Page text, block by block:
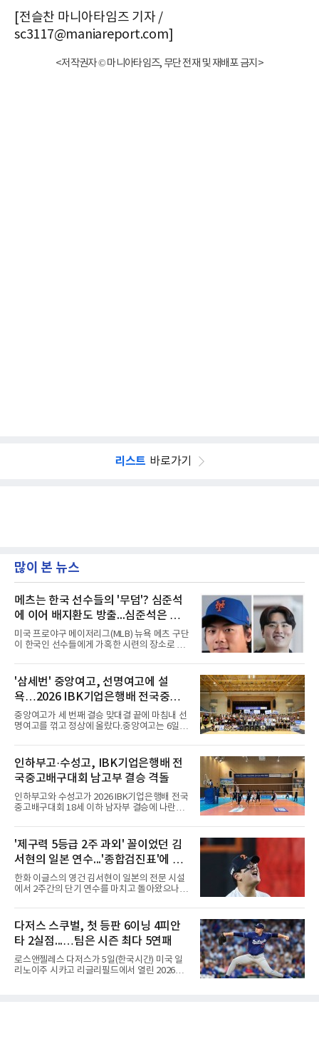
[전슬찬 마니아타임즈 기자 /
sc3117@maniareport.com]
<저작권자 © 마니아타임즈, 무단 전재 및 재배포 금지>
리스트 바로가기
많이 본 뉴스
메츠는 한국 선수들의 '무덤'? 심준석
에 이어 배지환도 방출...심준석은 이
미 귀국, 배지환은 미국 잔류할 듯
미국 프로야구 메이저리그(MLB) 뉴욕 메츠 구단
이 한국인 선수들에게 가혹한 시련의 장소로 전
대형 유망주로 기대를 모았던 투수 심준석에 이
어, 빅리그 경력을 지닌 내외야수 배지환까지 연
달아 뉴욕 메츠 산하 마이너리그에서 방출 통보
를 받는 아픔을 겪었다. 두 선수의 동반 이탈은
메츠 구단이 유독 한국 선수들에게 '기회의 땅'이
아닌 '무덤'처럼 작용하고 있음을 방증하고 있다.
고교 시절 시속 160km에 달하는 강속구로 큰 스
리츠와 마이애미 말린스를 거쳐 메츠에 둥지를
틀며 반등을 노렸으나
'삼세번' 중앙여고, 선명여고에 설
욕…2026 IBK기업은행배 전국중고
배구대회 우승
중앙여고가 세 번째 결승 맞대결 끝에 마침내 선
명여고를 꺾고 정상에 올랐다.중앙여고는 6일
행배 전국중고배구대회 18세 이하 여자부 결승
에서 선명여고를 세트스코어 3-1(13-25, 25-14,
25-17, 25-10)로 물리치고 우승을 차지했다.첫
세트를 13-25로 내주며 불안하게 출발한 중앙여
고는 이후 조직력을 되찾아 2세트부터 경기 주
도권을 완전히 장악했다. 강한 서브와 탄탄한 수
비를 앞세워 내리 세 세트를 따내며 짜릿한 역전
권대회 결승에서 모두 선명여고에 패해 준우승
에 머물렀다. 그러나 세 번째
인하부고·수성고, IBK기업은행배 전
국중고배구대회 남고부 결승 격돌
인하부고와 수성고가 2026 IBK기업은행배 전국
중고배구대회 18세 이하 남자부 결승에 나란히
하부고는 5일 충북 제천실내체육관에서 열린 대
회 남자 18세 이하부 준결승에서 남성고를 세트
스코어 3-1(25-17, 17-25, 25-21, 25-17)로 꺾
고 결승행 티켓을 따냈다. 인하부고는 높은 공격
성공률을 앞세워 경기 주도권을 잡으며 승리를
거뒀다.수성고도 준결승에서 속초고를 상대로
안정된 조직력을 바탕으로 3-1(25-23, 25-16,
고는 인하부고와 우승을 다툴 기회를 잡았다.여
자 18세 이하부에서는 중앙여고
'제구력 5등급 2주 과외' 꼴이었던 김
서현의 일본 연수...'종합검진표'에 불
과
한화 이글스의 영건 김서현이 일본의 전문 시설
에서 2주간의 단기 연수를 마치고 돌아왔으나,
출하며 야구 팬들과 전문가들 사이에 씁쓸한 뒷
맛을 남기고 있다.출국 당시만 해도 선수의 고질
적인 제구 문제를 해결할 특효약이 될 것처럼 포
장되었던 이번 연수는, 뚜껑을 열어보니 '제구력
5등급에게 2주짜리 족집게 과외를 붙여 1등급을
기대한 꼴'이었다는 냉정한 평가를 피하기 어렵
게 됐다.야구에서 투수의 제구력은 오랜 시간 투
다저스 스쿠벌, 첫 등판 6이닝 4피안
타 2실점...…팀은 시즌 최다 5연패
로스앤젤레스 다저스가 5일(한국시간) 미국 일
리노이주 시카고 리글리필드에서 열린 2026